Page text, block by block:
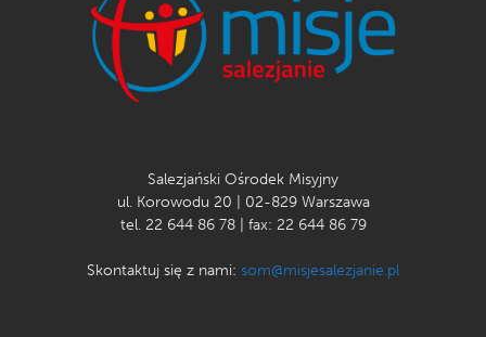
Salezjański Ośrodek Misyjny
ul. Korowodu 20 | 02-829 Warszawa
tel. 22 644 86 78 | fax: 22 644 86 79
Skontaktuj się z nami: som@misjesalezjanie.pl